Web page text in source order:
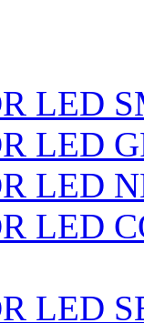
LED
LED
LED
LED
LED